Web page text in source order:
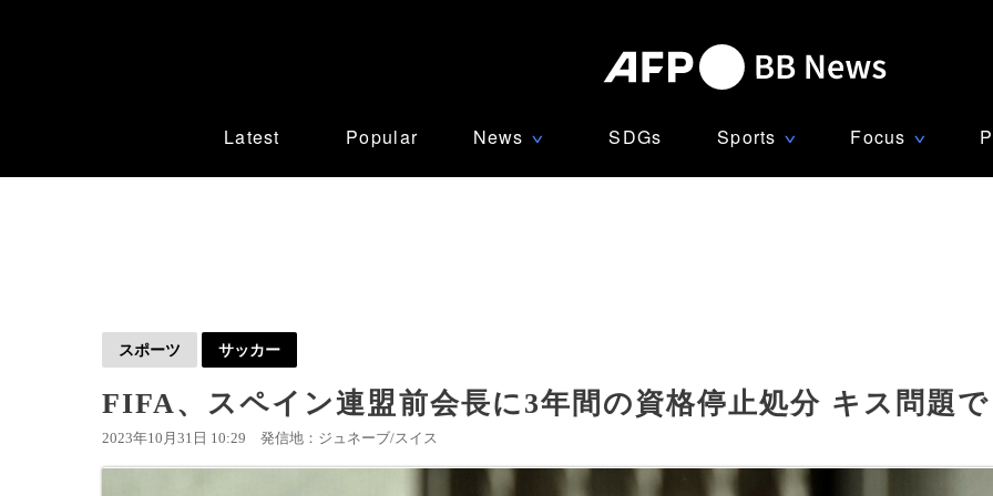
Latest Popular News ∨ SDGs Sports ∨ Focus ∨
スポーツ サッカー
FIFA、スペイン連盟前会長に3年間の資格停止処分 キス問題で
2023年10月31日 10:29 発信地：ジュネーブ/スイス